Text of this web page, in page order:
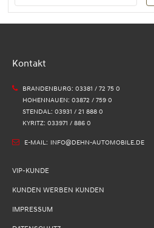
Kontakt
BRANDENBURG: 03381 / 72 75 0
HOHENNAUEN: 03872 / 759 0
STENDAL: 03931 / 21 888 0
KYRITZ: 033971 / 886 0
E-MAIL: INFO@DEHN-AUTOMOBILE.DE
VIP-KUNDE
KUNDEN WERBEN KUNDEN
IMPRESSUM